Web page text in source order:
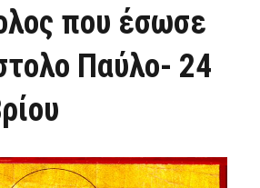
που έσωσε
Παύλο- 24